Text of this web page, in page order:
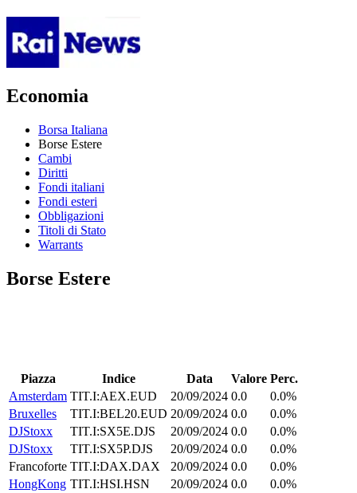
Economia
Borsa Italiana
Borse Estere
Cambi
Diritti
Fondi italiani
Fondi esteri
Obbligazioni
Titoli di Stato
Warrants
Borse Estere
Piazza Indice Data Valore Perc.
Amsterdam TIT.I:AEX.EUD 20/09/2024 0.0
0.0%
Bruxelles
TIT.I:BEL20.EUD 20/09/2024 0.0
0.0%
DJStoxx
TIT.I:SX5E.DJS 20/09/2024 0.0
0.0%
DJStoxx
TIT.I:SX5P.DJS 20/09/2024 0.0
0.0%
Francoforte TIT.I:DAX.DAX 20/09/2024 0.0
0.0%
HongKong TIT.I:HSI.HSN 20/09/2024 0.0
0.0%